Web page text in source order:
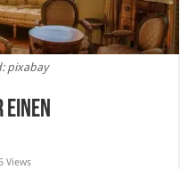
pixabay
einen
Views